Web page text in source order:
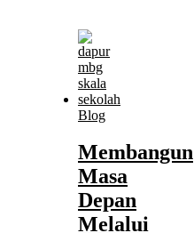
Blog
Membangun
Masa
Depan
Melalui